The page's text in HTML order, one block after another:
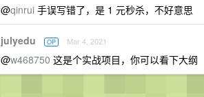
@qinrui 手误写错了，是 1 元秒杀，不好意思
julyedu OP Mar 4, 2021
@w468750 这是个实战项目，你可以看下大纲